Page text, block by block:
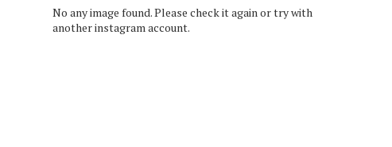
No any image found. Please check it again or try with
another instagram account.